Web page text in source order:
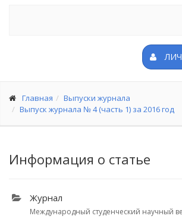
Главная
Выпуски журнала
Выпуск журнала № 4 (часть 1) за 2016 год
Информация о статье
Журнал
Международный студенческий научный